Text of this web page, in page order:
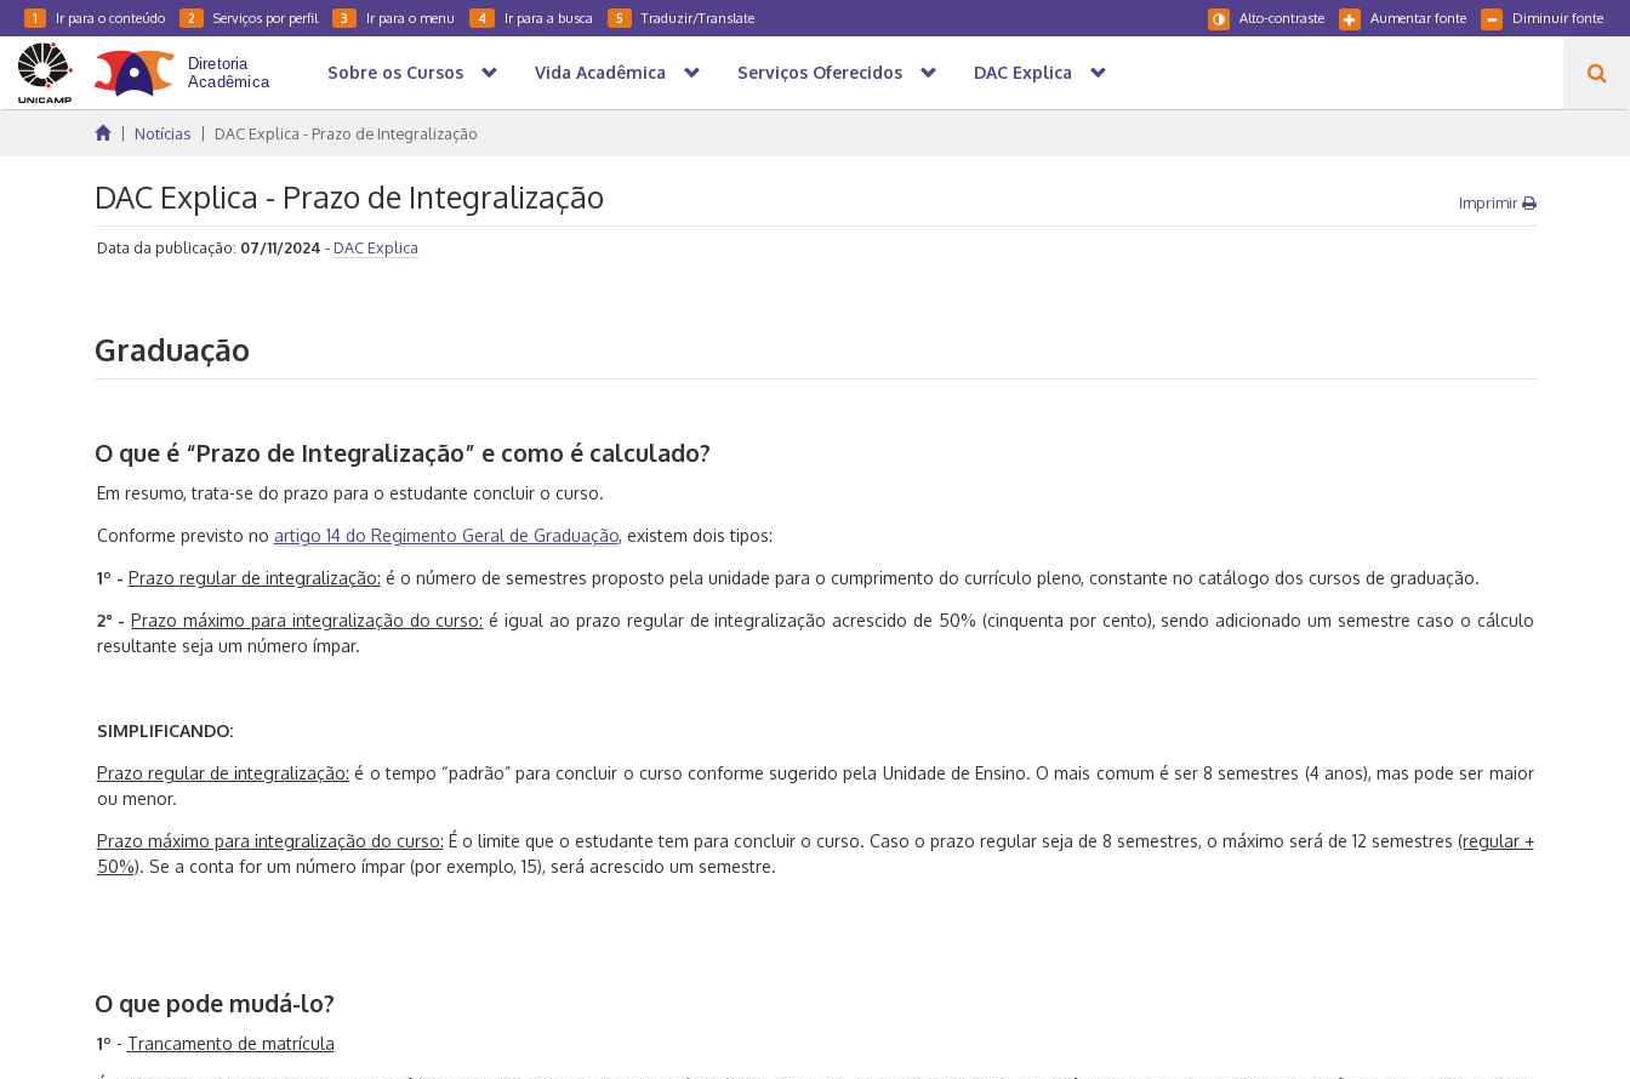
1 Ir para o conteúdo 2 Serviços por perfil 3 Ir para o menu 4 Ir para a busca 5 Traduzir/Translate Diminuir fonte
Aumentar fonte
Alto-contraste
Sobre os Cursos Vida Acadêmica Serviços Oferecidos DAC Explica
Notícias DAC Explica - Prazo de Integralização
DAC Explica - Prazo de Integralização Imprimir
Data da publicação: 07/11/2024 -DAC Explica
Graduação
O que é “Prazo de Integralização” e como é calculado?
Em resumo, trata-se do prazo para o estudante concluir o curso.
Conforme previsto no artigo 14 do Regimento Geral de Graduação, existem dois tipos:
1º - Prazo regular de integralização: é o número de semestres proposto pela unidade para o cumprimento do currículo pleno, constante no catálogo dos cursos de graduação.
2° - Prazo máximo para integralização do curso: é igual ao prazo regular de integralização acrescido de 50% (cinquenta por cento), sendo adicionado um semestre caso o cálculo
resultante seja um número ímpar.
SIMPLIFICANDO:
Prazo regular de integralização: é o tempo “padrão” para concluir o curso conforme sugerido pela Unidade de Ensino. O mais comum é ser 8 semestres (4 anos), mas pode ser maior
ou menor.
Prazo máximo para integralização do curso: É o limite que o estudante tem para concluir o curso. Caso o prazo regular seja de 8 semestres, o máximo será de 12 semestres (regular +
50%). Se a conta for um número ímpar (por exemplo, 15), será acrescido um semestre.
O que pode mudá-lo?
1º - Trancamento de matrícula